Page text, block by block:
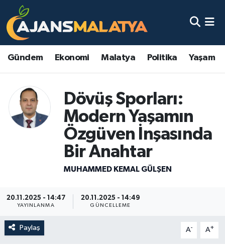
Gündem Ekonomi Malatya Politika Yaşam
Dövüş Sporları:
Modern Yaşamın
Özgüven İnşasında
Bir Anahtar
MUHAMMED KEMAL GÜLŞEN
20.11.2025 - 14:47
YAYINLANMA
20.11.2025 - 14:49
GÜNCELLEME
Paylaş A- A+
Asayiş
Eğitim
Ekonomi
Malatya Nöbetçi Eczaneler
Malatya Namaz Vakitleri
Malatya Trafik Yoğunluk Haritası
TFF 3.Lig 2.Grup Puan Durumu ve Fikstür
Tüm Manşetler